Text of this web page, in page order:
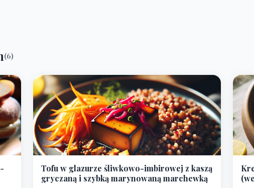
(6)
Tofu w glazurze śliwkowo-imbirowej z kaszą
gryczaną i szybką marynowaną marchewką